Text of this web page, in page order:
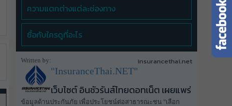
ความแตกต่างแต่ละช่องทาง
ซื้อกับใครดูที่อะไร
Written by: insurancethai.net
"InsuranceThai.NET"
เว็บไซต์ อินชัวรันส์ไทยดอทเน็ต เผยแพร่
ข้อมูลด้านประกันภัย เพื่อประโยชน์ต่อสาธารณะชน "เลือก